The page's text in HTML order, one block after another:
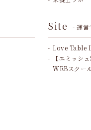
Site - 運営
Love Table
【エミッシ
WEBスクー